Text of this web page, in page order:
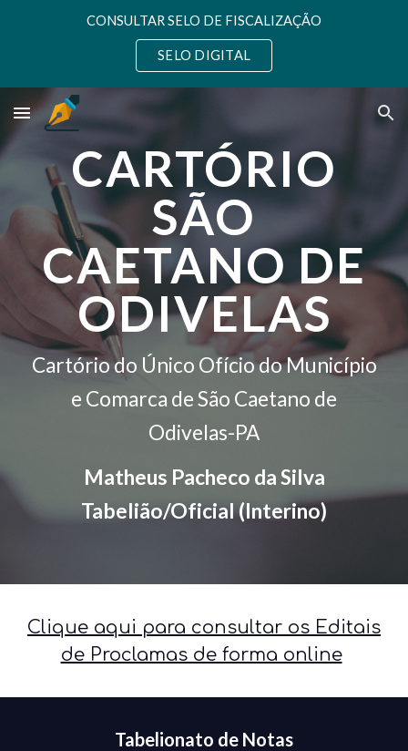
Skip to navigation
CONSULTAR SELO DE FISCALIZAÇÃO
SELO DIGITAL
CARTÓRIO
SÃO
CAETANO DE
ODIVELAS
Cartório do Único Ofício do Município
e Comarca de São Caetano de
Odivelas-PA
Matheus Pacheco da Silva
Tabelião/Oficial (Interino)
Clique aqui para consultar os Editais
de Proclamas de forma online
Tabelionato de Notas